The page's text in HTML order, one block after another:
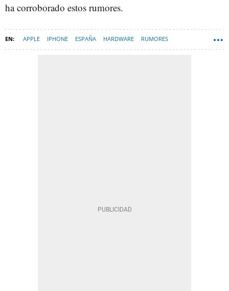
ha corroborado estos rumores.
APPLE IPHONE ESPAÑA HARDWARE RUMORES